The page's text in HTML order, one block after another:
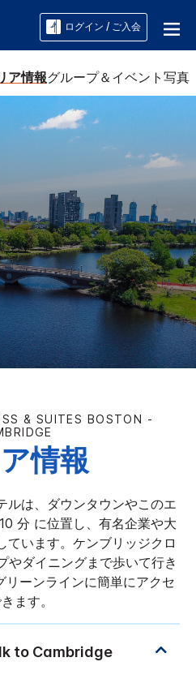
ログイン / ご入会
ア情報グループ＆イベント 写真
& SUITES BOSTON -
情報
ルは、ダウンタウンやこのエ
分 に位置し、有名企業や大
ています。ケンブリッジクロ
やダイニングまで歩いて行き
リーンラインに簡単にアクセ
ます。